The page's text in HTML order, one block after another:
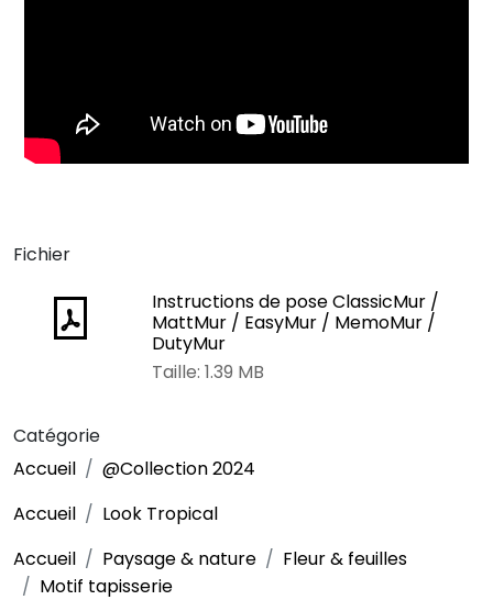
Fichier
Instructions de pose ClassicMur /
MattMur / EasyMur / MemoMur /
DutyMur
Taille: 1.39 MB
Catégorie
Accueil
@Collection 2024
Accueil
Look Tropical
Accueil
Paysage & nature
Fleur & feuilles
Motif tapisserie